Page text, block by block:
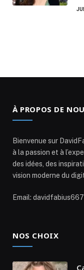
À PROPOS DE
Bienvenue sur
à la passion et à
des idées, des
vision moderne du
Email:
NOS CHOIX